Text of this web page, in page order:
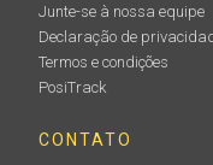
Junte-se à nossa equipe
Declaração de
Termos e condições
PosiTrack
CONTATO